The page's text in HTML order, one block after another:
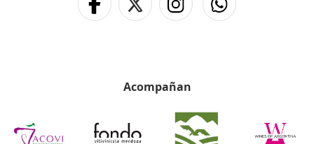
Acompañan